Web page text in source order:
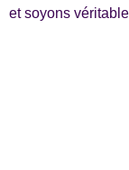
et soyons